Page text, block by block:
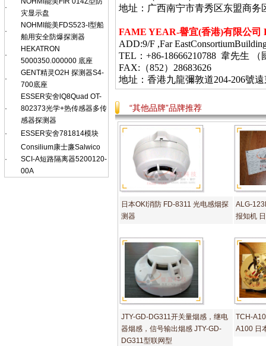
·
灾显示盘
·
NOHMI能美FDS523-I型船
舶用安全防爆探测器
·
HEKATRON
5000350.000000 底座
·
GENT精灵O2H 探测器S4-
700底座
·
ESSER安舍lQ8Quad OT-
802373光学+热传感器多传
感器探测器
·
ESSER安舍781814模块
·
Consilium康士廉Salwico
SCI-A短路隔离器5200120-
00A
地址：广西南宁市青秀区东盟商务
FAME YEAR-譽宜(香港)有限公司
ADD:9/F ,Far
TEL：+86-18666210788 韋先生
FAX:（852）28683626
地址：香港九龍彌敦道204-206號
“其他品牌”品牌推荐
日本OKI消防 FD-8311 光电感烟探
测器
ALG-
报知机
JTY-GD-DG311开关量烟感，继电
器烟感，信号输出烟感 JTY-GD-
DG311型联网型
TCH-
A100 日